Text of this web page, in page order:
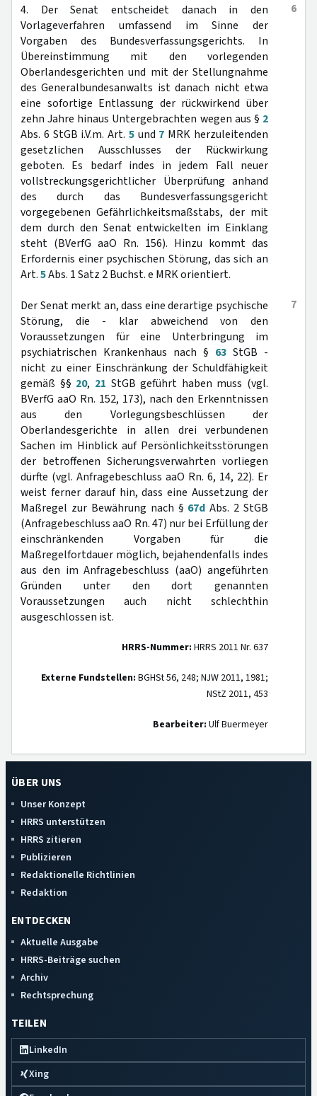
6
4. Der Senat entscheidet danach in den
Vorlageverfahren umfassend im Sinne der
Vorgaben des Bundesverfassungsgerichts. In
Übereinstimmung mit den vorlegenden
Oberlandesgerichten und mit der Stellungnahme
des Generalbundesanwalts ist danach nicht etwa
eine sofortige Entlassung der rückwirkend über
zehn Jahre hinaus Untergebrachten wegen aus § 2
Abs. 6 StGB i.V.m. Art. 5und 7 MRK herzuleitenden
gesetzlichen Ausschlusses der Rückwirkung
geboten. Es bedarf indes in jedem Fall neuer
vollstreckungsgerichtlicher Überprüfung anhand
des durch das Bundesverfassungsgericht
vorgegebenen Gefährlichkeitsmaßstabs, der mit
dem durch den Senat entwickelten im Einklang
steht (BVerfG aaO Rn. 156). Hinzu kommt das
Erfordernis einer psychischen Störung, das sich an
Art.5Abs. 1 Satz 2 Buchst. e MRK orientiert.
7
Der Senat merkt an, dass eine derartige psychische
Störung, die - klar abweichend von den
Voraussetzungen für eine Unterbringung im
psychiatrischen Krankenhaus nach § 63 StGB -
nicht zu einer Einschränkung der Schuldfähigkeit
gemäß §§ 20, 21 StGB geführt haben muss (vgl.
BVerfG aaO Rn. 152, 173), nach den Erkenntnissen
aus den Vorlegungsbeschlüssen der
Oberlandesgerichte in allen drei verbundenen
Sachen im Hinblick auf Persönlichkeitsstörungen
der betroffenen Sicherungsverwahrten vorliegen
dürfte (vgl. Anfragebeschluss aaO Rn. 6, 14, 22). Er
weist ferner darauf hin, dass eine Aussetzung der
Maßregel zur Bewährung nach § 67d Abs. 2 StGB
(Anfragebeschluss aaO Rn. 47) nur bei Erfüllung der
einschränkenden Vorgaben für die
Maßregelfortdauer möglich, bejahendenfalls indes
aus den im Anfragebeschluss (aaO) angeführten
Gründen unter den dort genannten
Voraussetzungen auch nicht schlechthin
ausgeschlossen ist.
HRRS-Nummer: HRRS 2011 Nr. 637
Externe Fundstellen: BGHSt 56, 248; NJW 2011, 1981;
NStZ 2011, 453
Bearbeiter: Ulf Buermeyer
ÜBER UNS
Unser Konzept
HRRS unterstützen
HRRS zitieren
Publizieren
Redaktionelle Richtlinien
Redaktion
ENTDECKEN
Aktuelle Ausgabe
HRRS-Beiträge suchen
Archiv
Rechtsprechung
TEILEN
LinkedIn
Xing